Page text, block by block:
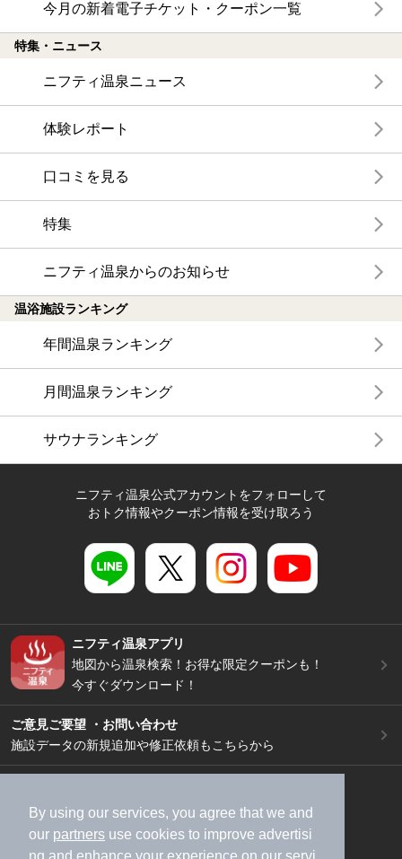
By using our services, you agree that we and
our partners use cookies to improve advertisi
今月の新着電子チケット・クーポン一覧
特集・ニュース
ニフティ温泉ニュース
体験レポート
口コミを見る
特集
ニフティ温泉からのお知らせ
温浴施設ランキング
年間温泉ランキング
月間温泉ランキング
サウナランキング
ニフティ温泉公式アカウントをフォローして
おトク情報やクーポン情報を受け取ろう
ニフティ温泉アプリ
地図から温泉検索！お得な限定クーポンも！
今すぐダウンロード！
ご意見ご要望 ・お問い合わせ
施設データの新規追加や修正依頼もこちらから
加盟店募集（資料請求）
広告出稿のご案内
利用規約
ライフスタイルMEMBERS+規約